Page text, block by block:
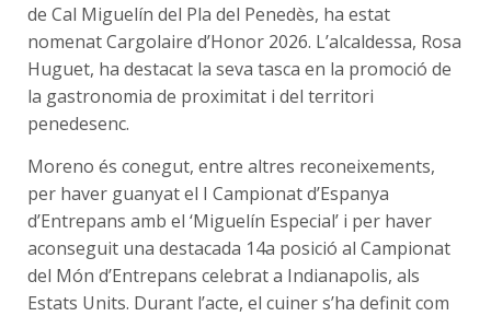
de Cal Miguelín del Pla del Penedès, ha estat
nomenat Cargolaire d’Honor 2026. L’alcaldessa, Rosa
Huguet, ha destacat la seva tasca en la promoció de
la gastronomia de proximitat i del territori
penedesenc.
Moreno és conegut, entre altres reconeixements,
per haver guanyat el I Campionat d’Espanya
d’Entrepans amb el ‘Miguelín Especial’ i per haver
aconseguit una destacada 14a posició al Campionat
del Món d’Entrepans celebrat a Indianapolis, als
Estats Units. Durant l’acte, el cuiner s’ha definit com